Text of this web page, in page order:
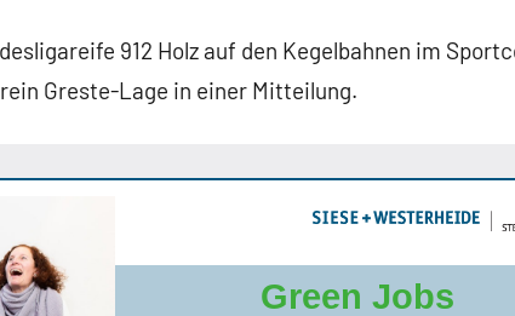
912 Holz auf den Kegelbahnen im
Greste-Lage in einer Mitteilung.
Green Jobs